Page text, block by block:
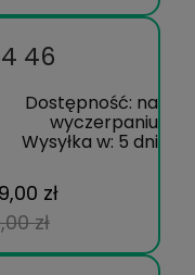
46
Dostępność: na
wyczerpaniu
Wysyłka w: 5 dni
zł
zł